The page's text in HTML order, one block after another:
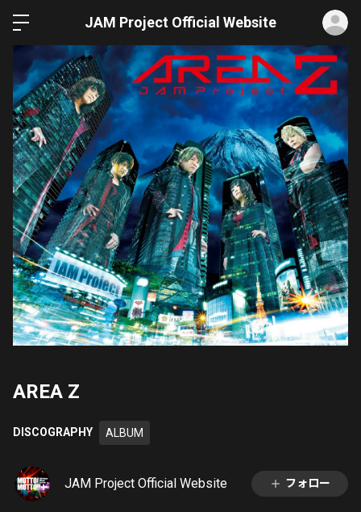
JAM Project Official Website
AREA Z
DISCOGRAPHY ALBUM
JAM Project Official Website フォロー